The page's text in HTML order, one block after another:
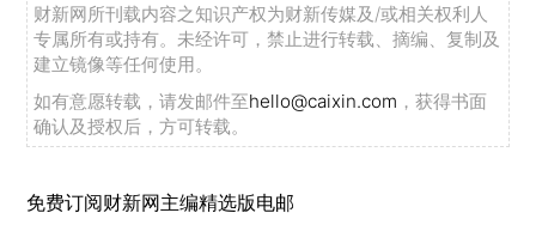
财新网所刊载内容之知识产权为财新传媒及/或相关权利人
专属所有或持有。未经许可，禁止进行转载、摘编、复制及
建立镜像等任何使用。
如有意愿转载，请发邮件至hello@caixin.com ，获得书面
确认及授权后，方可转载。
免费订阅财新网主编精选版电邮